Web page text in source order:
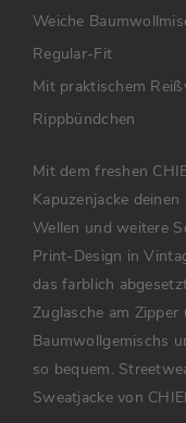
Weiche
Regular-Fit
Mit praktischem
Rippbündchen
Mit dem freshen
Kapuzenjacke
Wellen und weitere
Print-Design in
das farblich
Zuglasche am
Baumwollgemischs
so bequem.
Sweatjacke von